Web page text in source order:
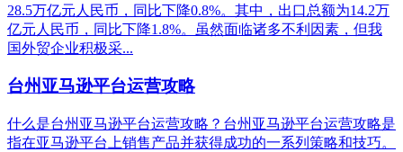
28.5万亿元人民币，同比下降0.8%。其中，出口总额为14.2万
亿元人民币，同比下降1.8%。虽然面临诸多不利因素，但我
国外贸企业积极采...
台州亚马逊平台运营攻略
什么是台州亚马逊平台运营攻略？台州亚马逊平台运营攻略是
指在亚马逊平台上销售产品并获得成功的一系列策略和技巧。